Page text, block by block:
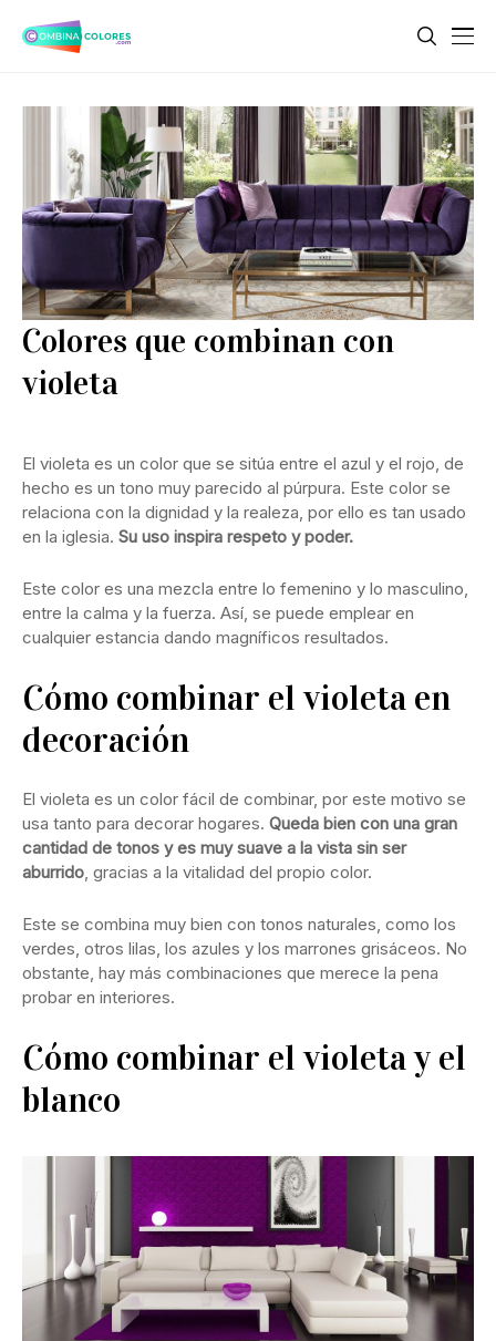
Colores que combinan con
violeta
El violeta es un color que se sitúa entre el azul y el rojo, de
hecho es un tono muy parecido al púrpura. Este color se
relaciona con la dignidad y la realeza, por ello es tan usado
en la iglesia. Su uso inspira respeto y poder.
Este color es una mezcla entre lo femenino y lo masculino,
entre la calma y la fuerza. Así, se puede emplear en
cualquier estancia dando magníficos resultados.
Cómo combinar el violeta en
decoración
El violeta es un color fácil de combinar, por este motivo se
usa tanto para decorar hogares. Queda bien con una gran
cantidad de tonos y es muy suave a la vista sin ser
aburrido, gracias a la vitalidad del propio color.
Este se combina muy bien con tonos naturales, como los
verdes, otros lilas, los azules y los marrones grisáceos. No
obstante, hay más combinaciones que merece la pena
probar en interiores.
Cómo combinar el violeta y el
blanco